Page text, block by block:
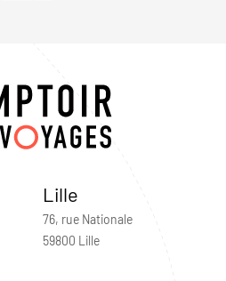
Lille
76, rue Nationale
59800 Lille